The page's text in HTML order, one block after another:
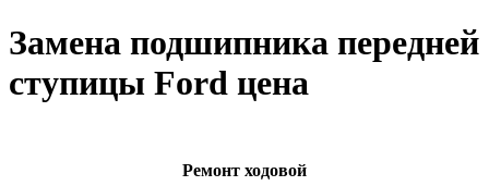
Замена подшипника передней
ступицы Ford цена
Ремонт ходовой